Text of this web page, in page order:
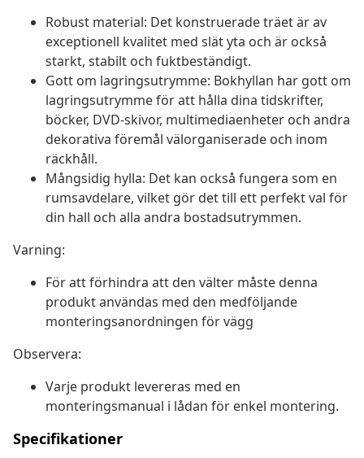
Robust material: Det konstruerade träet är av
exceptionell kvalitet med slät yta och är också
starkt, stabilt och fuktbeständigt.
Gott om lagringsutrymme: Bokhyllan har gott om
lagringsutrymme för att hålla dina tidskrifter,
böcker, DVD-skivor, multimediaenheter och andra
dekorativa föremål välorganiserade och inom
räckhåll.
Mångsidig hylla: Det kan också fungera som en
rumsavdelare, vilket gör det till ett perfekt val för
din hall och alla andra bostadsutrymmen.
Varning:
För att förhindra att den välter måste denna
produkt användas med den medföljande
monteringsanordningen för vägg
Observera:
Varje produkt levereras med en
monteringsmanual i lådan för enkel montering.
Specifikationer